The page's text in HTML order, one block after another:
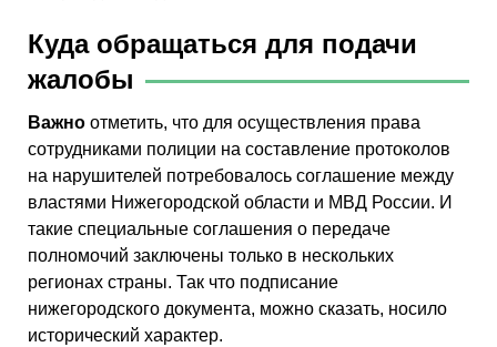
Куда обращаться для подачи
жалобы
Важно отметить, что для осуществления права
сотрудниками полиции на составление протоколов
на нарушителей потребовалось соглашение между
властями Нижегородской области и МВД России. И
такие специальные соглашения о передаче
полномочий заключены только в нескольких
регионах страны. Так что подписание
нижегородского документа, можно сказать, носило
исторический характер.